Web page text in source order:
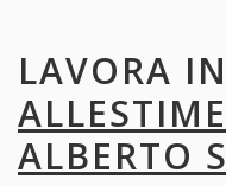
LAVORA IN
ALBERTO